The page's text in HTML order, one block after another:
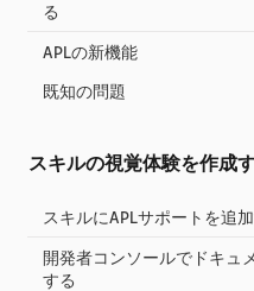
る
APLの新機能
既知の問題
スキルの視覚体験を作成
スキルにAPLサポートを追
開発者コンソールでドキュ
する